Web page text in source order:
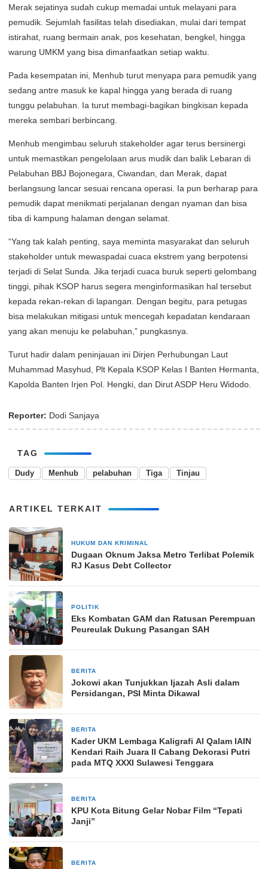
Merak sejatinya sudah cukup memadai untuk melayani para
pemudik. Sejumlah fasilitas telah disediakan, mulai dari tempat
istirahat, ruang bermain anak, pos kesehatan, bengkel, hingga
warung UMKM yang bisa dimanfaatkan setiap waktu.
Pada kesempatan ini, Menhub turut menyapa para pemudik yang
sedang antre masuk ke kapal hingga yang berada di ruang
tunggu pelabuhan. Ia turut membagi-bagikan bingkisan kepada
mereka sembari berbincang.
Menhub mengimbau seluruh stakeholder agar terus bersinergi
untuk memastikan pengelolaan arus mudik dan balik Lebaran di
Pelabuhan BBJ Bojonegara, Ciwandan, dan Merak, dapat
berlangsung lancar sesuai rencana operasi. Ia pun berharap para
pemudik dapat menikmati perjalanan dengan nyaman dan bisa
tiba di kampung halaman dengan selamat.
“Yang tak kalah penting, saya meminta masyarakat dan seluruh
stakeholder untuk mewaspadai cuaca ekstrem yang berpotensi
terjadi di Selat Sunda. Jika terjadi cuaca buruk seperti gelombang
tinggi, pihak KSOP harus segera menginformasikan hal tersebut
kepada rekan-rekan di lapangan. Dengan begitu, para petugas
bisa melakukan mitigasi untuk mencegah kepadatan kendaraan
yang akan menuju ke pelabuhan,” pungkasnya.
Turut hadir dalam peninjauan ini Dirjen Perhubungan Laut
Muhammad Masyhud, Plt Kepala KSOP Kelas I Banten Hermanta,
Kapolda Banten Irjen Pol. Hengki, dan Dirut ASDP Heru Widodo.
Reporter: Dodi Sanjaya
TAG
Dudy Menhub pelabuhan Tiga Tinjau
ARTIKEL TERKAIT
HUKUM DAN KRIMINAL
Dugaan Oknum Jaksa Metro Terlibat Polemik
RJ Kasus Debt Collector
POLITIK
Eks Kombatan GAM dan Ratusan Perempuan
Peureulak Dukung Pasangan SAH
BERITA
Jokowi akan Tunjukkan Ijazah Asli dalam
Persidangan, PSI Minta Dikawal
BERITA
Kader UKM Lembaga Kaligrafi Al Qalam IAIN
Kendari Raih Juara II Cabang Dekorasi Putri
pada MTQ XXXI Sulawesi Tenggara
BERITA
KPU Kota Bitung Gelar Nobar Film “Tepati
Janji”
BERITA